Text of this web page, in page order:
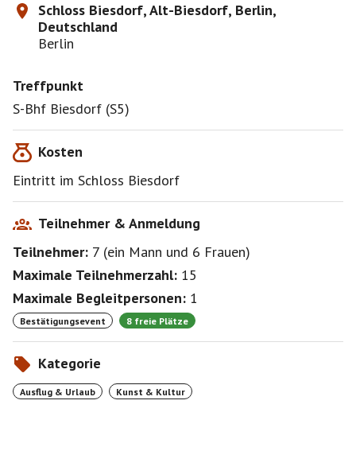
Schloss Biesdorf, Alt-Biesdorf, Berlin,
Deutschland
Berlin
Treffpunkt
S-Bhf Biesdorf (S5)
Kosten
Eintritt im Schloss Biesdorf
Teilnehmer & Anmeldung
Teilnehmer: 7 (ein Mann und 6 Frauen)
Maximale Teilnehmerzahl: 15
Maximale Begleitpersonen: 1
Bestätigungsevent 8 freie Plätze
Kategorie
Ausflug & Urlaub Kunst & Kultur